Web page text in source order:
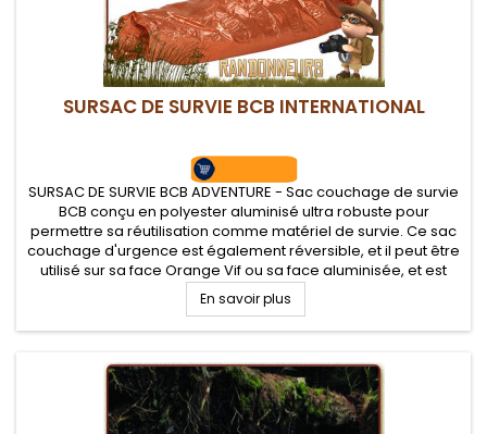
SURSAC DE SURVIE BCB INTERNATIONAL
SURSAC DE SURVIE BCB ADVENTURE - Sac couchage de survie
BCB conçu en polyester aluminisé ultra robuste pour
permettre sa réutilisation comme matériel de survie. Ce sac
couchage d'urgence est également réversible, et il peut être
utilisé sur sa face Orange Vif ou sa face aluminisée, et est
aussi utilisable en bivy bag ou sursac de couchage
En savoir plus